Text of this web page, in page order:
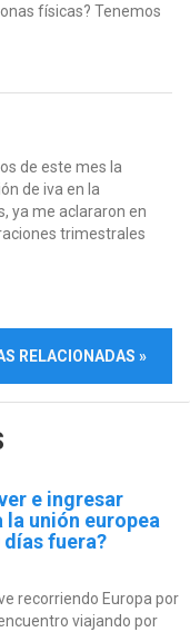
físicas? Tenemos
de este mes la
de iva en la
ya me aclararon en
trimestrales
RELACIONADAS »
e ingresar
unión europea
días fuera?
recorriendo Europa por
viajando por